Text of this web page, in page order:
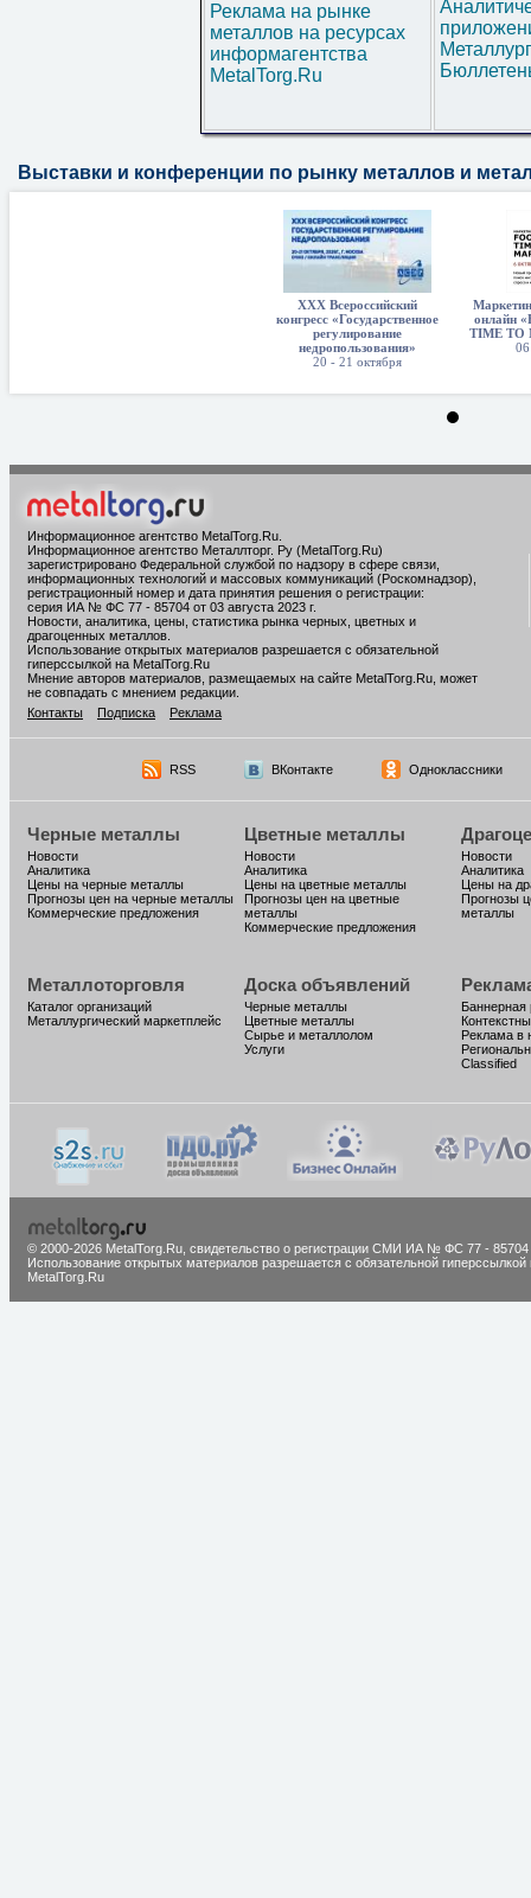
Реклама на рынке
металлов на ресурсах
информагентства
MetalTorg.Ru
Выставки и конференции по рынку металлов и
XXX Всероссийский
конгресс «Государственное
регулирование
недропользования»
20 - 21 октября
онлайн
TIME TO
06
Информационное агентство MetalTorg.Ru
Информационное агентство Металлторг. Ру (MetalTorg.Ru)
зарегистрировано Федеральной службой по надзору в сфере связи,
информационных технологий и массовых коммуникаций (Роскомнадзор),
регистрационный номер и дата принятия решения о регистрации:
серия ИА № ФС 77 - 85704 от 03 августа 2023 г.
Новости, аналитика, цены, статистика рынка черных, цветных и
драгоценных металлов.
Использование открытых материалов разрешается с обязательной
гиперссылкой на MetalTorg.Ru
Мнение авторов материалов, размещаемых на сайте MetalTorg.Ru, может
не совпадать с мнением редакции.
Контакты
Подписка Реклама
RSS ВКонтакте Одноклассники
Черные металлы
Новости
Аналитика
Цены на черные металлы
Прогнозы цен на черные металлы
Коммерческие предложения
Цветные металлы
Новости
Аналитика
Цены на цветные металлы
Прогнозы цен на цветные
металлы
Коммерческие предложения
Новости
Аналитика
Цены на
Прогнозы
металлы
Металлоторговля
Каталог организаций
Металлургический маркетплейс
Доска объявлений
Черные металлы
Цветные металлы
Сырье и металлолом
Услуги
Баннерная
Реклама в
Classified
© 2000-2026 MetalTorg.Ru, cвидетельство о регистрации СМИ ИА № ФС 77 - 85704
Использование открытых материалов разрешается с обязательной гиперссылкой
MetalTorg.Ru